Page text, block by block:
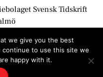
Svensk Tidskrift
2021
we give you the best
to use this site we
happy with it.